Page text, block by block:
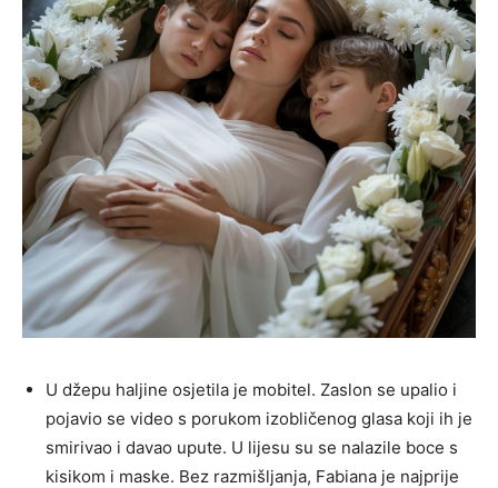
U džepu haljine osjetila je mobitel. Zaslon se upalio i
pojavio se video s porukom izobličenog glasa koji ih je
smirivao i davao upute. U lijesu su se nalazile boce s
kisikom i maske. Bez razmišljanja, Fabiana je najprije